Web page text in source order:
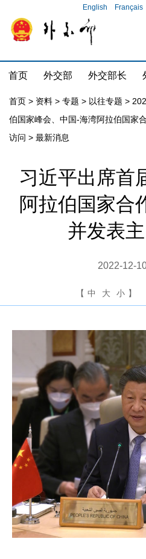
English Français
首页 外交部 外交部长
首页 > 资料 > 专题 > 以往专题 >
伯国家峰会、中国-海湾阿拉伯国家
访问 > 最新消息
习近平出席
阿拉伯国家合
并发表
2022-12-
【 中 大 小 】